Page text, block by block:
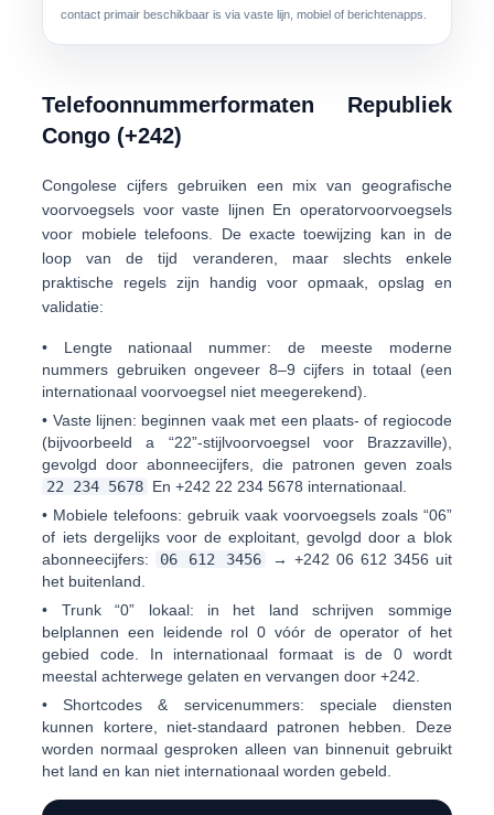
contact primair beschikbaar is via vaste lijn, mobiel of berichtenapps.
Telefoonnummerformaten Republiek
Congo (+242)
Congolese cijfers gebruiken een mix van geografische
voorvoegsels voor vaste lijnen En operatorvoorvoegsels
voor mobiele telefoons . De exacte toewijzing kan in de
loop van de tijd veranderen, maar slechts enkele
praktische regels zijn handig voor opmaak, opslag en
validatie:
• Lengte nationaal nummer: de meeste moderne
nummers gebruiken ongeveer 8–9 cijfers in totaal (een
internationaal voorvoegsel niet meegerekend).
• Vaste lijnen: beginnen vaak met een plaats- of regiocode
(bijvoorbeeld a “22”-stijlvoorvoegsel voor Brazzaville),
gevolgd door abonneecijfers, die patronen geven zoals
22 234 5678 En+242 22 234 5678 internationaal.
• Mobiele telefoons: gebruik vaak voorvoegsels zoals “06”
of iets dergelijks voor de exploitant, gevolgd door a blok
abonneecijfers:
06 612 3456 → +242 06 612 3456 uit
het buitenland.
• Trunk “0” lokaal: in het land schrijven sommige
belplannen een leidende rol0 vóór de operator of het
gebied code. In internationaal formaat is de 0 wordt
meestal achterwege gelaten en vervangen door +242.
•Shortcodes & servicenummers: speciale diensten
kunnen kortere, niet-standaard patronen hebben. Deze
worden normaal gesproken alleen van binnenuit gebruikt
het land en kan niet internationaal worden gebeld.